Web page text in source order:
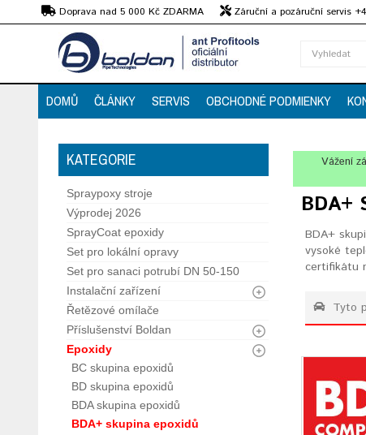
Doprava nad 5 000 Kč ZDARMA Záruční a pozáruční servis
Předvedení strojů
DOMŮ ČLÁNKY SERVIS OBCHODNÉ PODMIENKY
KATEGORIE
Spraypoxy stroje
Výprodej 2026
SprayCoat epoxidy
Set pro lokální opravy
Set pro sanaci potrubí DN 50-150
Instalační zařízení
Řetězové omílače
Příslušenství Boldan
Epoxidy
BC skupina epoxidů
BD skupina epoxidů
BDA skupina epoxidů
BDA+ skupina epoxidů
Vážení
BDA+
BDA+
vysoké
certifikátu
Tyto